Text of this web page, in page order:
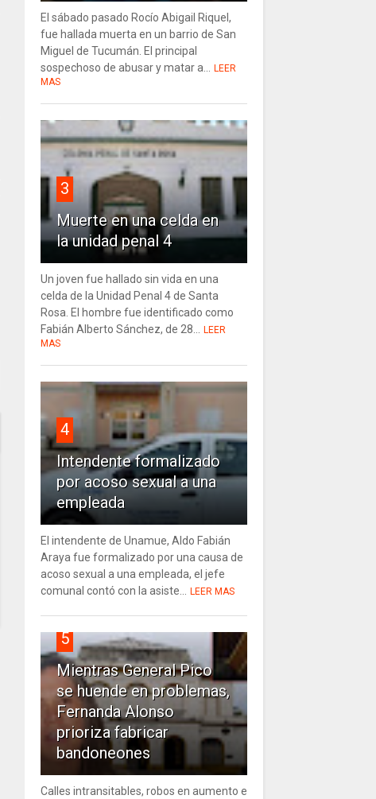
El sábado pasado Rocío Abigail Riquel,
fue hallada muerta en un barrio de San
Miguel de Tucumán. El principal
sospechoso de abusar y matar a... LEER
MAS
3
Muerte en una celda en
la unidad penal 4
Un joven fue hallado sin vida en una
celda de la Unidad Penal 4 de Santa
Rosa. El hombre fue identificado como
Fabián Alberto Sánchez, de 28... LEER
MAS
4
Intendente formalizado
por acoso sexual a una
empleada
El intendente de Unamue, Aldo Fabián
Araya fue formalizado por una causa de
acoso sexual a una empleada, el jefe
comunal contó con la asiste... LEER MAS
5
Mientras General Pico
se huende en problemas,
Fernanda Alonso
prioriza fabricar
bandoneones
Calles intransitables, robos en aumento e